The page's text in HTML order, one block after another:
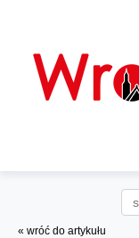
« wróć do artykułu